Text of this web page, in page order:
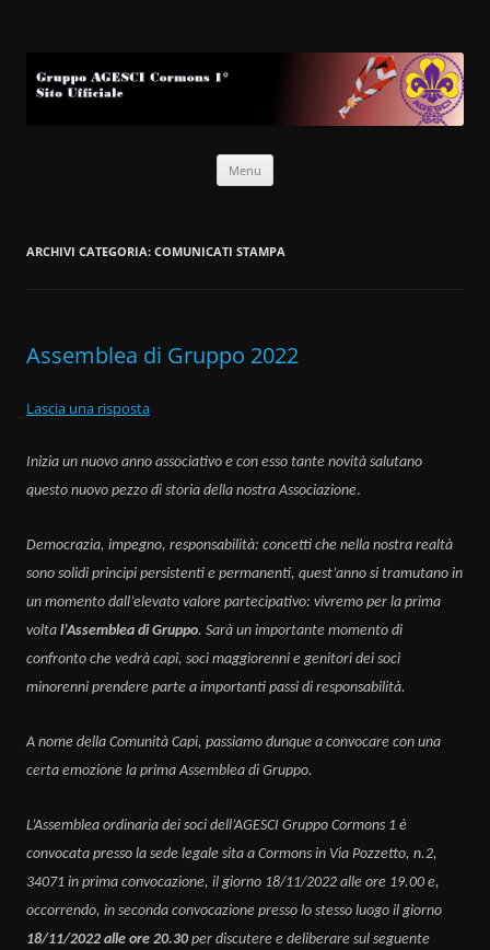
Menu
ARCHIVI CATEGORIA: COMUNICATI STAMPA
Assemblea di Gruppo 2022
Lascia una risposta
Inizia un nuovo anno associativo e con esso tante novità salutano
questo nuovo pezzo di storia della nostra Associazione.
Democrazia, impegno, responsabilità: concetti che nella nostra realtà
sono solidi principi persistenti e permanenti, quest’anno si tramutano in
un momento dall’elevato valore partecipativo: vivremo per la prima
volta l’Assemblea di Gruppo. Sarà un importante momento di
confronto che vedrà capi, soci maggiorenni e genitori dei soci
minorenni prendere parte a importanti passi di responsabilità.
A nome della Comunità Capi, passiamo dunque a convocare con una
certa emozione la prima Assemblea di Gruppo.
L’Assemblea ordinaria dei soci dell’AGESCI Gruppo Cormons 1 è
convocata presso la sede legale sita a Cormons in Via Pozzetto, n.2,
34071 in prima convocazione, il giorno 18/11/2022 alle ore 19.00 e,
occorrendo, in seconda convocazione presso lo stesso luogo il giorno
18/11/2022 alle ore 20.30per discutere e deliberare sul seguente